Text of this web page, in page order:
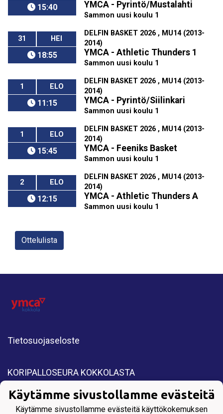
15:40 YMCA - Pyrintö/Mustalahti
Sammon uusi koulu 1
31 HEI
18:55
DELFIN BASKET 2026 , MU14 (2013-
2014)
YMCA - Athletic Thunders 1
Sammon uusi koulu 1
1 ELO
11:15
DELFIN BASKET 2026 , MU14 (2013-
2014)
YMCA - Pyrintö/Siilinkari
Sammon uusi koulu 1
1 ELO
15:45
DELFIN BASKET 2026 , MU14 (2013-
2014)
YMCA - Feeniks Basket
Sammon uusi koulu 1
2 ELO
12:15
DELFIN BASKET 2026 , MU14 (2013-
2014)
YMCA - Athletic Thunders A
Sammon uusi koulu 1
Ottelulista
Tietosuojaseloste
KORIPALLOSEURA KOKKOLASTA
All Rights Reserved. Copyright © 2025 YMCA
Kokkola.
Käytämme sivustollamme evästeitä
Käytämme sivustollamme evästeitä käyttökokemuksen